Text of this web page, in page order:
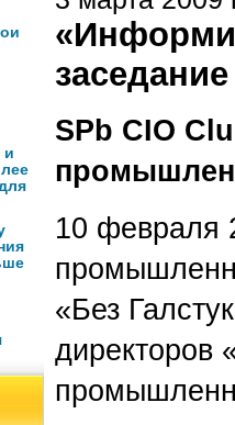
и
SPb CIO
10 февраля
«Без
директоров